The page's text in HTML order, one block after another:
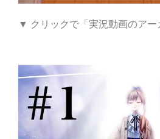
▼ クリックで「実況動画のアー